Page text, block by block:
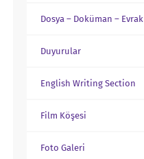
Dosya – Doküman – Evrak
Duyurular
English Writing Section
Film Köşesi
Foto Galeri